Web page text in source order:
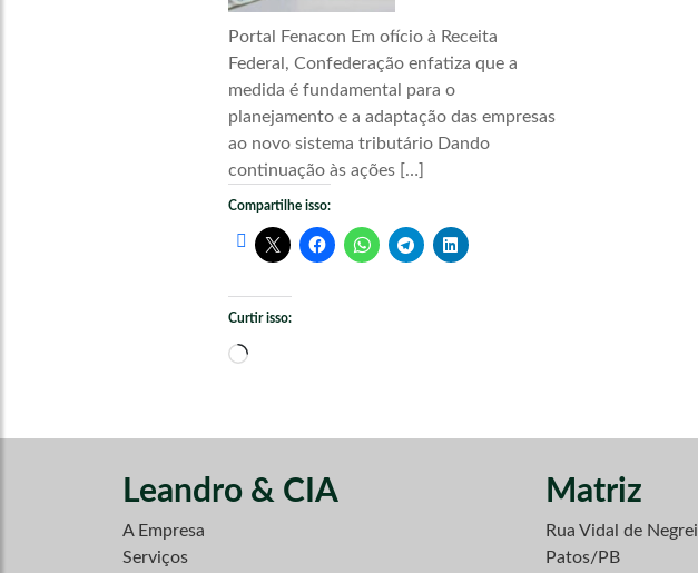
Portal Fenacon Em ofício à Receita
Federal, Confederação enfatiza que a
medida é fundamental para o
planejamento e a adaptação das empresas
ao novo sistema tributário Dando
continuação às ações […]
Compartilhe isso:
Curtir isso:
Carregando...
Leandro & CIA
A Empresa
Serviços
Matriz
Rua Vidal de
Patos/PB